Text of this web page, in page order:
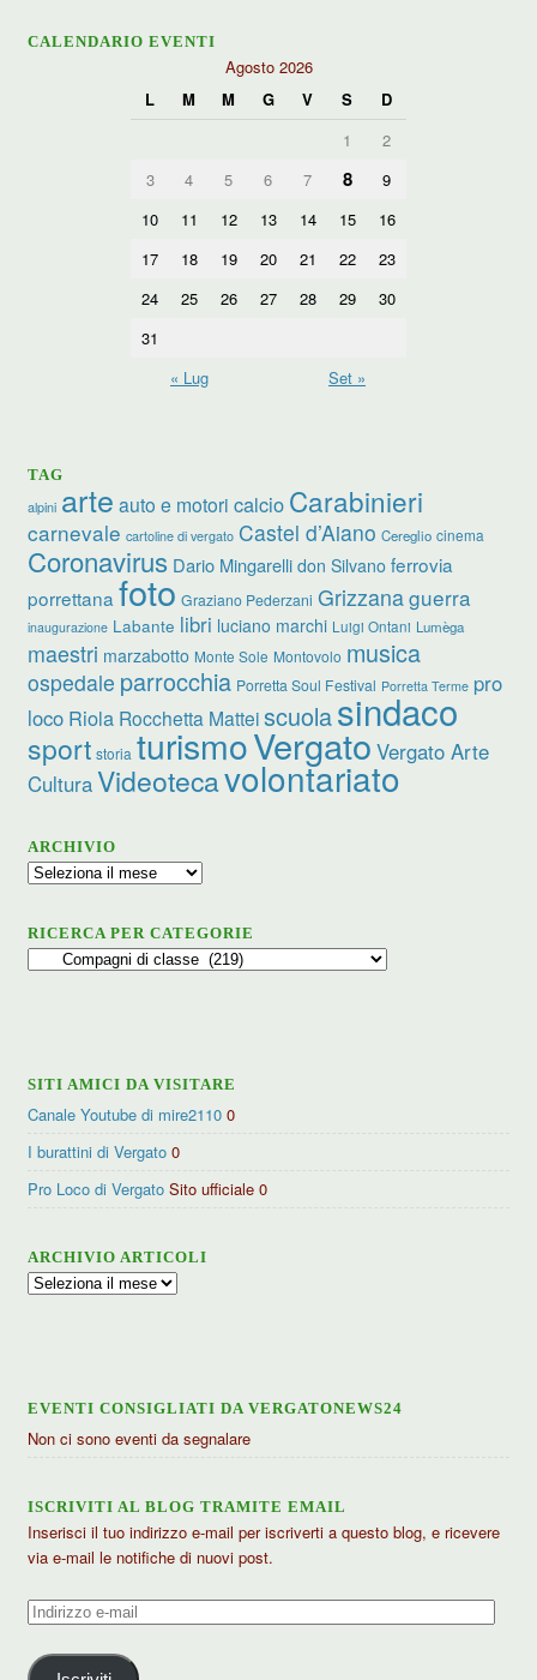
CALENDARIO EVENTI
Agosto 2026
L
M M G V S
D
1
2
3
4 5 6 7 8
9
10
11 12 13 14 15
16
17
18 19 20 21 22
23
24
25 26 27 28 29
30
31
« Lug
Set »
TAG
alpini arte auto e motori calcio Carabinieri
carnevale cartoline di vergato Castel d’Aiano Cereglio cinema
Coronavirus Dario Mingarelli don Silvano ferrovia
porrettana foto Graziano Pederzani Grizzanaguerra
inaugurazione Labante libri luciano marchi Luigi Ontani Lumèga
maestri marzabotto Monte Sole Montovolo musica
ospedale parrocchia Porretta Soul Festival Porretta Terme pro
loco Riola Rocchetta Matteiscuolasindaco
sport storia turismoVergato Vergato Arte
CulturaVideotecavolontariato
ARCHIVIO
Archivio
RICERCA PER CATEGORIE
Ricerca
SITI AMICI DA VISITARE
Canale Youtube di mire2110 0
I burattini di Vergato 0
Pro Loco di Vergato Sito ufficiale 0
ARCHIVIO ARTICOLI
Archivio
EVENTI CONSIGLIATI DA VERGATONEWS24
Non ci sono eventi da segnalare
ISCRIVITI AL BLOG TRAMITE EMAIL
Inserisci il tuo indirizzo e-mail per iscriverti a questo blog, e ricevere
via e-mail le notifiche di nuovi post.
Indirizzo
mail